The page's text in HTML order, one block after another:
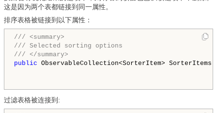
这是因为两个表都链接到同一属性。
排序表格被链接到以下属性：
/// <summary>
/// Selected sorting options
/// </summary>
public ObservableCollection<SorterItem>
过滤表格被连接到: